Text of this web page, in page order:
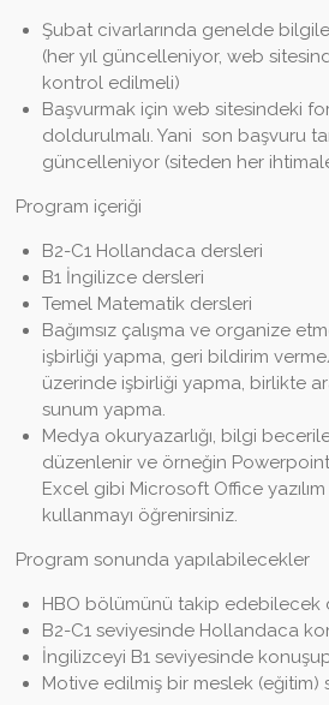
Şubat civarlarında genelde
(her yıl güncelleniyor, web
kontrol edilmeli)
Başvurmak için web sitesindeki
doldurulmalı. Yani son başvuru
güncelleniyor (siteden her
Program içeriği
B2-C1 Hollandaca dersleri
B1 İngilizce dersleri
Temel Matematik dersleri
Bağımsız çalışma ve organize
işbirliği yapma, geri bildirim
üzerinde işbirliği yapma, birlikte
sunum yapma.
Medya okuryazarlığı, bilgi
düzenlenir ve örneğin
Excel gibi Microsoft Office yazılım
kullanmayı öğrenirsiniz.
Program sonunda yapılabilecekler
HBO bölümünü takip edebilecek
B2-C1 seviyesinde Hollandaca
İngilizceyi B1 seviyesinde
Motive edilmiş bir meslek (eğitim)